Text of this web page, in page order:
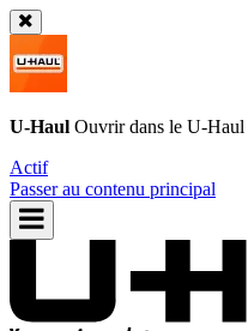
U-Haul Ouvrir dans le U-Haul
Actif
Passer au contenu principal